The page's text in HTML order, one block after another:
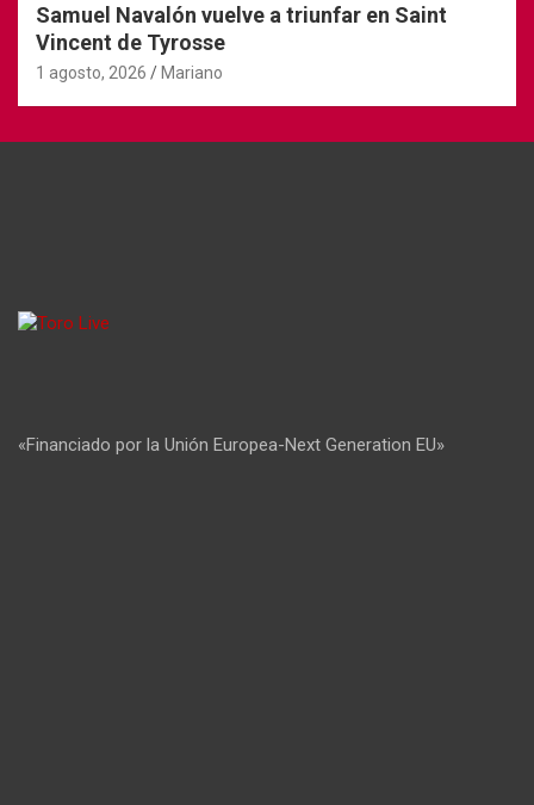
Samuel Navalón vuelve a triunfar en Saint
Vincent de Tyrosse
1 agosto, 2026 Mariano
«Financiado por la Unión Europea-Next Generation EU»